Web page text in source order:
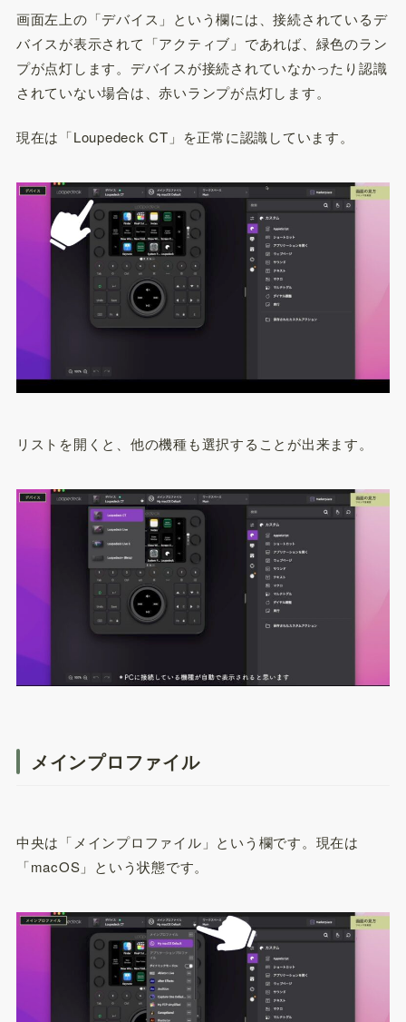
画面左上の「デバイス」という欄には、接続されているデ
バイスが表示されて「アクティブ」であれば、緑色のラン
プが点灯します。デバイスが接続されていなかったり認識
されていない場合は、赤いランプが点灯します。
現在は「Loupedeck CT」を正常に認識しています。
リストを開くと、他の機種も選択することが出来ます。
メインプロファイル
中央は「メインプロファイル」という欄です。現在は
「macOS」という状態です。